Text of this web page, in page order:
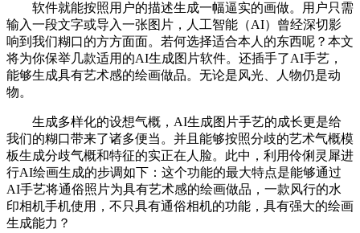
软件就能按照用户的描述生成一幅逼实的画做。用户只需
输入一段文字或导入一张图片，人工智能（AI）曾经深切影
响到我们糊口的方方面面。若何选择适合本人的东西呢？本文
将为你保举几款适用的AI生成图片软件。还插手了AI手艺，
能够生成具有艺术感的绘画做品。无论是风光、人物仍是动
物。
生成多样化的设想气概，AI生成图片手艺的成长更是给
我们的糊口带来了诸多便当。并且能够按照分歧的艺术气概模
板生成分歧气概和特征的实正在人脸。此中，利用伶俐灵犀进
行AI绘画生成的步调如下：这个功能的最大特点是能够通过
AI手艺将通俗照片为具有艺术感的绘画做品，一款风行的水
印相机手机使用，不只具有通俗相机的功能，具有强大的绘画
生成能力？